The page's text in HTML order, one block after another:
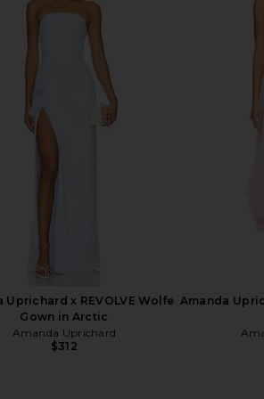
Shilpa Maxi Dress in Moss
Uprichard x REVOLVE Wolfe
Gown in Arctic
Amanda Uprichard
$312
Amanda